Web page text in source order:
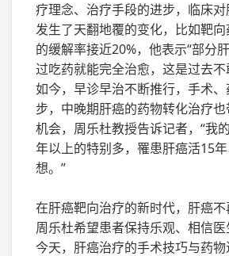
疗理念、治疗手段的进步，临床
发生了天翻地覆的变化，比如靶
的缓解率接近20%，他表示“部分
过吃药就能完全治愈，这是过去
如今，早诊早治不断推行，手术
步，中晚期肝癌的药物转化治疗
机会，周乐杜教授告诉记者，“我
年以上的特别多，罹患肝癌活15
想。”
在肝癌靶向治疗的新时代，肝癌不
周乐杜希望患者保持乐观、相信医
今天，肝癌治疗的手术技巧与药